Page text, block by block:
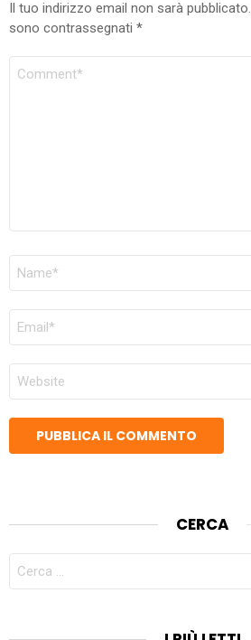
Il tuo indirizzo email non sarà pubblicato.
sono contrassegnati *
COMMENTO
NOME
EMAIL
SITO
WEB
CERCA
CERCA
PER: